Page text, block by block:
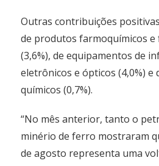
Outras contribuições
de produtos farmoquímicos e
(3,6%), de equipamentos de
eletrônicos e ópticos (4,0%) e
químicos (0,7%).
“No mês anterior, tanto o
minério de ferro mostraram
de agosto representa uma